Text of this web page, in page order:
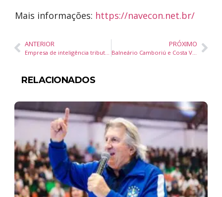
Mais informações: https://navecon.net.br/
ANTERIOR PRÓXIMO
Balneário Camboriú e Costa Verde & Mar ampliam promoção turística no Nordeste com ações estratégicas em Salvador e Recife
RELACIONADOS